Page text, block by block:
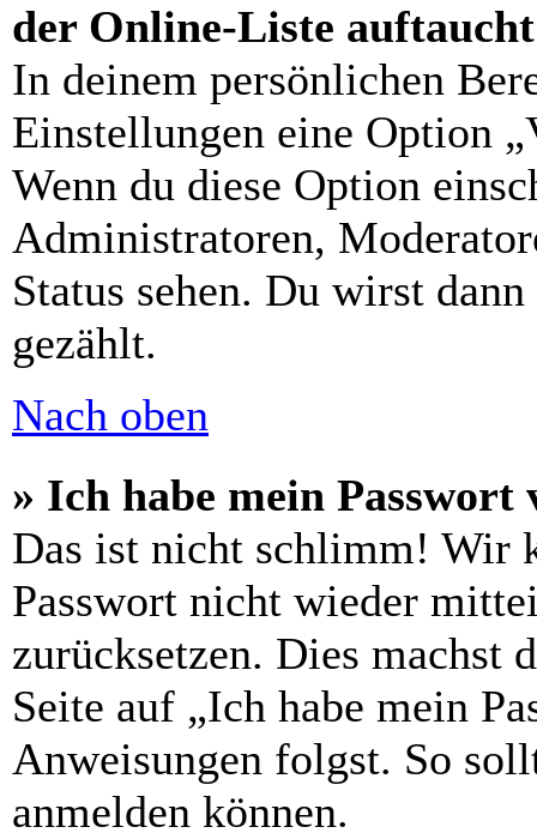
der Online-Liste
In deinem persönlichen
Einstellungen eine Option
Wenn du diese Option
Administratoren,
Status sehen. Du wirst
gezählt.
Nach oben
» Ich habe mein Passwort
Das ist nicht schlimm! Wir
Passwort nicht wieder
zurücksetzen. Dies machst
Seite auf „Ich habe mein
Anweisungen folgst. So
anmelden können.